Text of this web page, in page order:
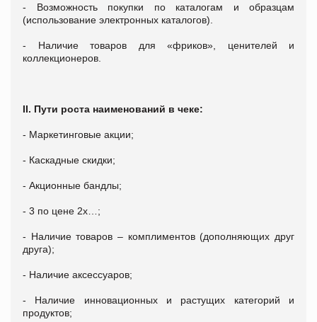
- Возможность покупки по каталогам и образцам
(использование электронных каталогов).
- Наличие товаров для «фриков», ценителей и
коллекционеров.
II. Пути роста наименований в чеке:
- Маркетинговые акции;
- Каскадные скидки;
- Акционные бандлы;
- 3 по цене 2х…;
- Наличие товаров – комплиментов (дополняющих друг
друга);
- Наличие аксессуаров;
- Наличие инновационных и растущих категорий и
продуктов;